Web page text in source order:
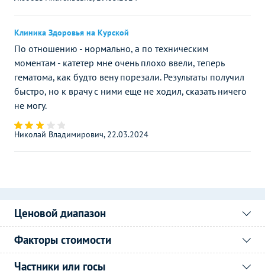
Клиника Здоровья на Курской
По отношению - нормально, а по техническим
моментам - катетер мне очень плохо ввели, теперь
гематома, как будто вену порезали. Результаты получил
быстро, но к врачу с ними еще не ходил, сказать ничего
не могу.
Николай Владимирович, 22.03.2024
Ценовой диапазон
Факторы стоимости
Частники или госы